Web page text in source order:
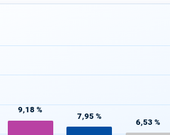
9,18 %
7,95 %
6,53 %